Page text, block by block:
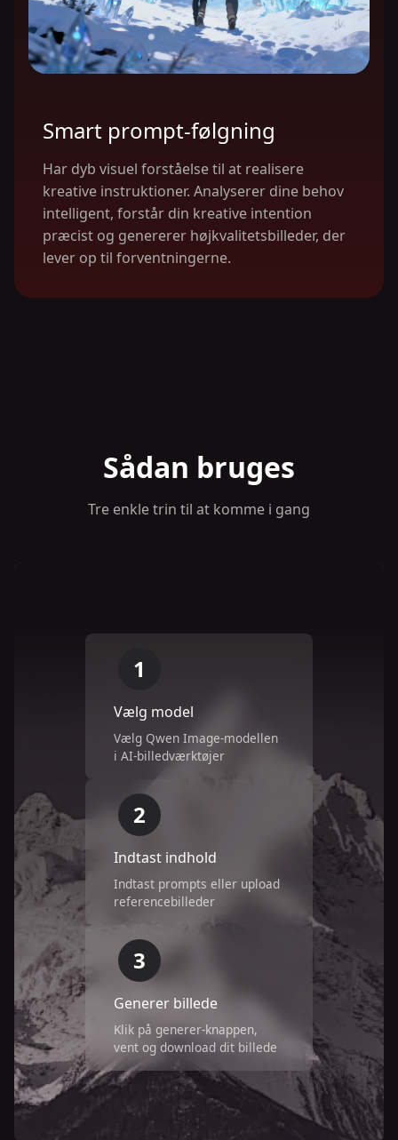
Smart prompt-følgning
Har dyb visuel forståelse til at realisere
kreative instruktioner. Analyserer dine behov
intelligent, forstår din kreative intention
præcist og genererer højkvalitetsbilleder, der
lever op til forventningerne.
Sådan bruges
Tre enkle trin til at komme i gang
1
Vælg model
Vælg Qwen Image-modellen
i AI-billedværktøjer
2
Indtast indhold
Indtast prompts eller upload
referencebilleder
3
Generer billede
Klik på generer-knappen,
vent og download dit billede